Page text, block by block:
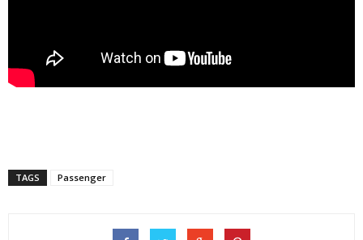
TAGS Passenger